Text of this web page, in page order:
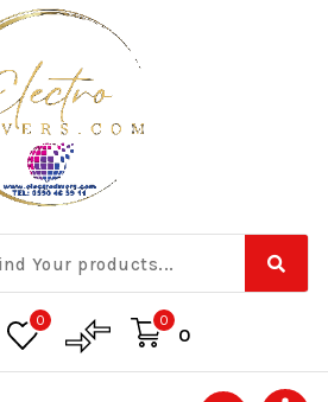
0 0
0